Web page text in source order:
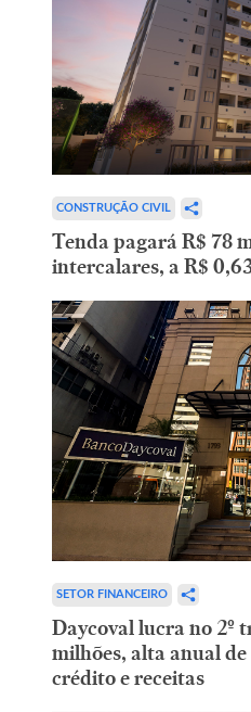
CONSTRUÇÃO CIVIL
Tenda pagará R$ 78
intercalares, a R$
SETOR FINANCEIRO
Daycoval lucra no 2º
milhões, alta anual de
crédito e receitas